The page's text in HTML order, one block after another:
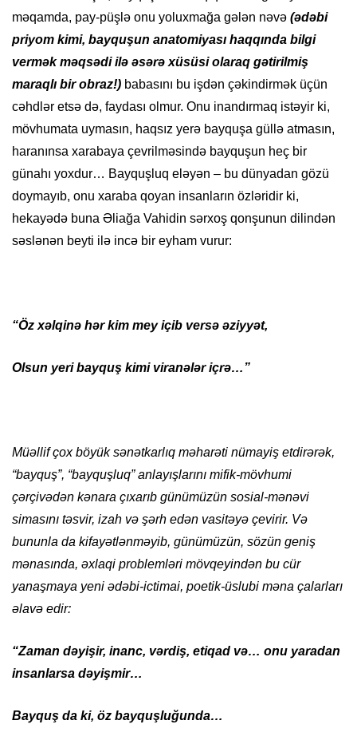
məqamda, pay-püşlə onu yoluxmağa gələn nəvə (ədəbi
priyom kimi, bayquşun anatomiyası haqqında bilgi
vermək məqsədi ilə əsərə xüsüsi olaraq gətirilmiş
maraqlı bir obraz!) babasını bu işdən çəkindirmək üçün
cəhdlər etsə də, faydası olmur. Onu inandırmaq istəyir ki,
mövhumata uymasın, haqsız yerə bayquşa güllə atmasın,
haranınsa xarabaya çevrilməsində bayquşun heç bir
günahı yoxdur… Bayquşluq eləyən – bu dünyadan gözü
doymayıb, onu xaraba qoyan insanların özləridir ki,
hekayədə buna Əliağa Vahidin sərxoş qonşunun dilindən
səslənən beyti ilə incə bir eyham vurur:
“Öz xəlqinə hər kim mey içib versə əziyyət,
Olsun yeri bayquş kimi viranələr içrə…”
Müəllif çox böyük sənətkarlıq məharəti nümayiş etdirərək,
“bayquş”, “bayquşluq” anlayışlarını mifik-mövhumi
çərçivədən kənara çıxarıb günümüzün sosial-mənəvi
simasını təsvir, izah və şərh edən vasitəyə çevirir. Və
bununla da kifayətlənməyib, günümüzün, sözün geniş
mənasında, əxlaqi problemləri mövqeyindən bu cür
yanaşmaya yeni ədəbi-ictimai, poetik-üslubi məna çalarları
əlavə edir:
“Zaman dəyişir, inanc, vərdiş, etiqad və… onu yaradan
insanlarsa dəyişmir…
Bayquş da ki, öz bayquşluğunda…